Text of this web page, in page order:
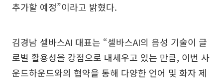
추가할 예정”이라고 밝혔다.
김경남 셀바스AI 대표는 “셀바스AI의 음성 기술이 글
로벌 활용성을 강점으로 내세우고 있는 만큼, 이번 사
운드하운드와의 협약을 통해 다양한 언어 및 화자 제